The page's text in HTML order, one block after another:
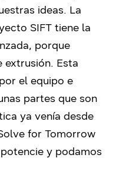
ideas. La
SIFT tiene la
porque
extrusión. Esta
el equipo e
partes que son
ya venía desde
for Tomorrow
y podamos